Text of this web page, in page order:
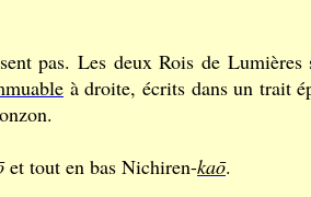
pas. Les deux Rois de Lumières
à droite, écrits dans un trait
et tout en bas Nichiren-kaō.